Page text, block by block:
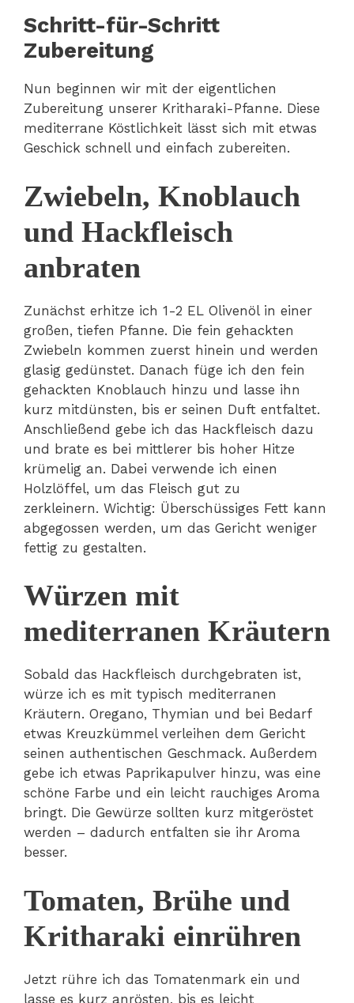
Schritt-für-Schritt
Zubereitung
Nun beginnen wir mit der eigentlichen
Zubereitung unserer Kritharaki-Pfanne. Diese
mediterrane Köstlichkeit lässt sich mit etwas
Geschick schnell und einfach zubereiten.
Zwiebeln, Knoblauch
und Hackfleisch
anbraten
Zunächst erhitze ich 1-2 EL Olivenöl in einer
großen, tiefen Pfanne. Die fein gehackten
Zwiebeln kommen zuerst hinein und werden
glasig gedünstet. Danach füge ich den fein
gehackten Knoblauch hinzu und lasse ihn
kurz mitdünsten, bis er seinen Duft entfaltet.
Anschließend gebe ich das Hackfleisch dazu
und brate es bei mittlerer bis hoher Hitze
krümelig an. Dabei verwende ich einen
Holzlöffel, um das Fleisch gut zu
zerkleinern. Wichtig: Überschüssiges Fett kann
abgegossen werden, um das Gericht weniger
fettig zu gestalten.
Würzen mit
mediterranen Kräutern
Sobald das Hackfleisch durchgebraten ist,
würze ich es mit typisch mediterranen
Kräutern. Oregano, Thymian und bei Bedarf
etwas Kreuzkümmel verleihen dem Gericht
seinen authentischen Geschmack. Außerdem
gebe ich etwas Paprikapulver hinzu, was eine
schöne Farbe und ein leicht rauchiges Aroma
bringt. Die Gewürze sollten kurz mitgeröstet
werden – dadurch entfalten sie ihr Aroma
besser.
Tomaten, Brühe und
Kritharaki einrühren
Jetzt rühre ich das Tomatenmark ein und
lasse es kurz anrösten, bis es leicht